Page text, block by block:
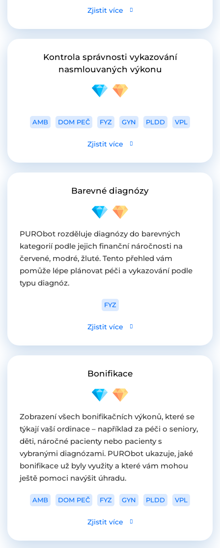
Zjistit více
Kontrola správnosti vykazování
nasmlouvaných výkonu
AMB DOM PEČ FYZ GYN PLDD VPL
Zjistit více
Barevné diagnózy
PURObot rozděluje diagnózy do barevných
kategorií podle jejich finanční náročnosti na
červené, modré, žluté. Tento přehled vám
pomůže lépe plánovat péči a vykazování podle
typu diagnóz.
FYZ
Zjistit více
Bonifikace
Zobrazení všech bonifikačních výkonů, které se
týkají vaší ordinace – například za péči o seniory,
děti, náročné pacienty nebo pacienty s
vybranými diagnózami. PURObot ukazuje, jaké
bonifikace už byly využity a které vám mohou
ještě pomoci navýšit úhradu.
AMB DOM PEČ FYZ GYN PLDD VPL
Zjistit více